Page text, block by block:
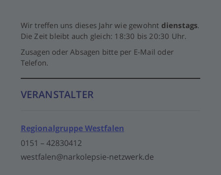
Wir treffen uns dieses Jahr wie gewohnt dienstags.
Die Zeit bleibt auch gleich: 18:30 bis 20:30 Uhr.
Zusagen oder Absagen bitte per E-Mail oder
Telefon.
VERANSTALTER
Regionalgruppe Westfalen
0151 – 42830412
westfalen@narkolepsie-netzwerk.de